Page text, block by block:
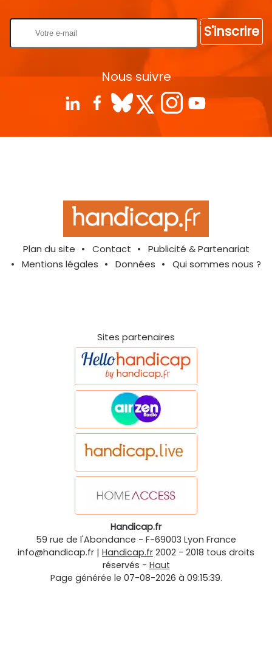
S'inscrire
Nous suivre
Plan du site Contact
Publicité & Partenariat
Mentions légales
Données Qui sommes nous ?
Sites partenaires
Handicap.fr
59 rue de l'Abondance - F-69003 Lyon France
info@handicap.fr | Handicap.fr 2002 - 2018 tous droits
réservés - Haut
Page générée le 07-08-2026 à 09:15:39.